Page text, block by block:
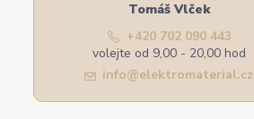
Tomáš Vlček
+420 702 090 443
volejte od 9,00 - 20,00 hod
info@elektromaterial.cz